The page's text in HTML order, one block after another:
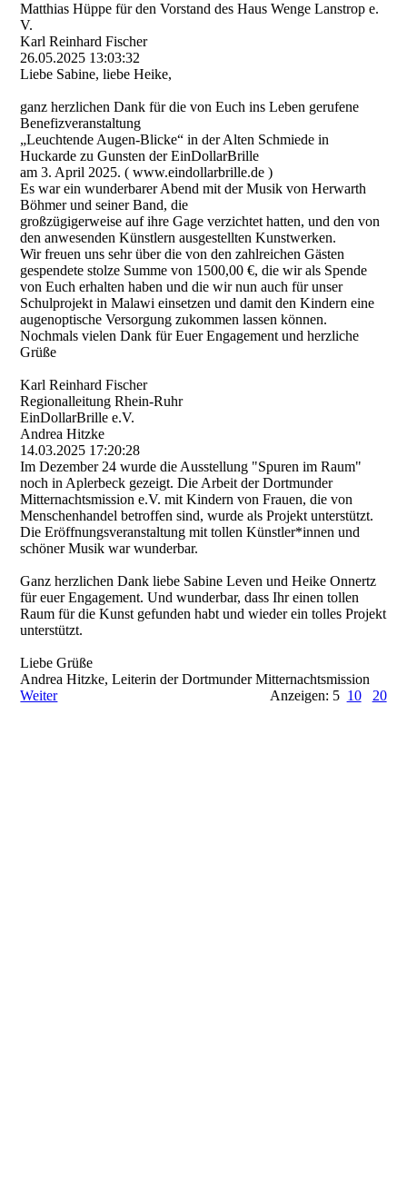
Matthias Hüppe für den Vorstand des Haus Wenge Lanstrop e.
V.
Karl Reinhard Fischer
26.05.2025 13:03:32
Liebe Sabine, liebe Heike,
ganz herzlichen Dank für die von Euch ins Leben gerufene
Benefizveranstaltung
„Leuchtende Augen-Blicke“ in der Alten Schmiede in
Huckarde zu Gunsten der EinDollarBrille
am 3. April 2025. ( www.eindollarbrille.de )
Es war ein wunderbarer Abend mit der Musik von Herwarth
Böhmer und seiner Band, die
großzügigerweise auf ihre Gage verzichtet hatten, und den von
den anwesenden Künstlern ausgestellten Kunstwerken.
Wir freuen uns sehr über die von den zahlreichen Gästen
gespendete stolze Summe von 1500,00 €, die wir als Spende
von Euch erhalten haben und die wir nun auch für unser
Schulprojekt in Malawi einsetzen und damit den Kindern eine
augenoptische Versorgung zukommen lassen können.
Nochmals vielen Dank für Euer Engagement und herzliche
Grüße
Karl Reinhard Fischer
Regionalleitung Rhein-Ruhr
EinDollarBrille e.V.
Andrea Hitzke
14.03.2025 17:20:28
Im Dezember 24 wurde die Ausstellung "Spuren im Raum"
noch in Aplerbeck gezeigt. Die Arbeit der Dortmunder
Mitternachtsmission e.V. mit Kindern von Frauen, die von
Menschenhandel betroffen sind, wurde als Projekt unterstützt.
Die Eröffnungsveranstaltung mit tollen Künstler*innen und
schöner Musik war wunderbar.
Ganz herzlichen Dank liebe Sabine Leven und Heike Onnertz
für euer Engagement. Und wunderbar, dass Ihr einen tollen
Raum für die Kunst gefunden habt und wieder ein tolles Projekt
unterstützt.
Liebe Grüße
Andrea Hitzke, Leiterin der Dortmunder Mitternachtsmission
Weiter
Anzeigen: 5 10 20